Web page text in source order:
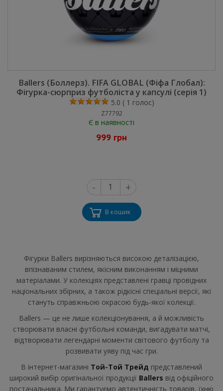
Ballers (Боллерз). FIFA GLOBAL (Фіфа Глобал):
Фігурка-сюрприз футболіста у капсулі (серія 1)
5.0 ( 1 голос)
Z77792
Є в наявності
999 грн
- +
В кошик
Фігурки Ballers вирізняються високою деталізацією,
впізнаваним стилем, якісним виконанням і міцними
матеріалами. У колекціях представлені гравці провідних
національних збірних, а також рідкісні спеціальні версії, які
стануть справжньою окрасою будь-якої колекції.
Ballers — це не лише колекціонування, а й можливість
створювати власні футбольні команди, вигадувати матчі,
відтворювати легендарні моменти світового футболу та
розвивати уяву під час гри.
В інтернет-магазині Той-Той Трейд представлений
широкий вибір оригінальної продукції Ballers від офіційного
постачальника. Ми гарантуємо автентичність товарів, їхню